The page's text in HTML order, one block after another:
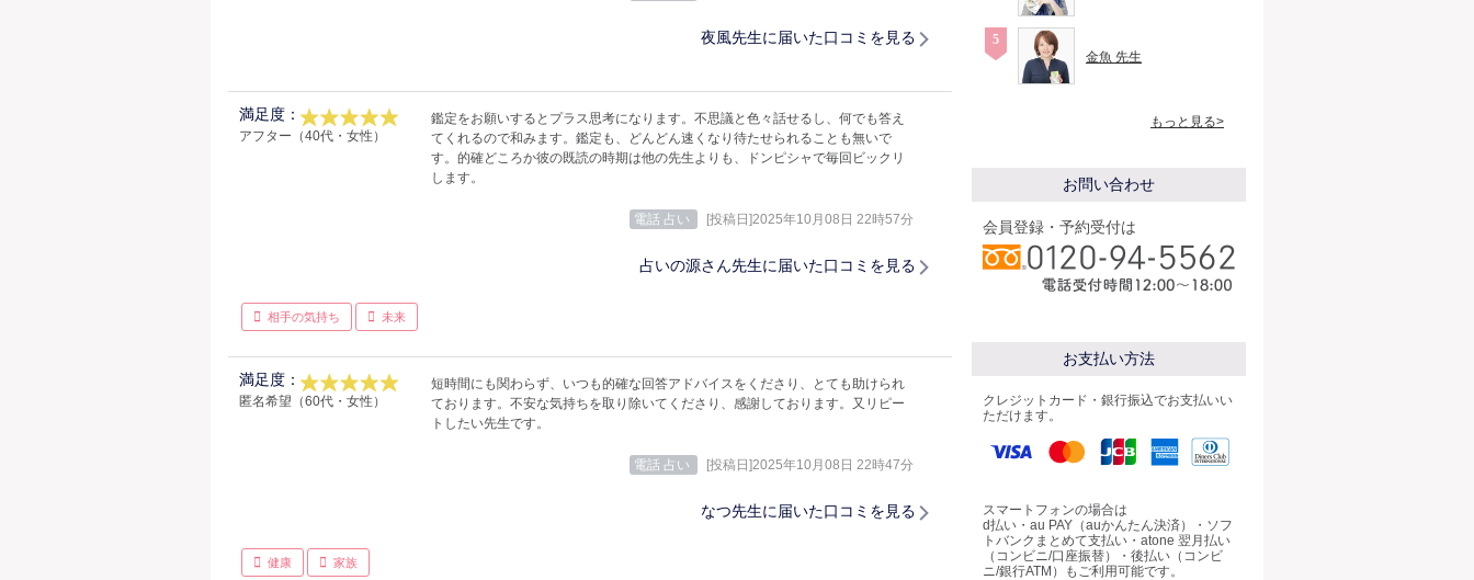
夜風先生に届いた口コミを見る
満足度：
アフター（40代・女性）
鑑定をお願いするとプラス思考になります。不思議と色々話せるし、何でも答え
てくれるので和みます。鑑定も、どんどん速くなり待たせられることも無いで
す。的確どころか彼の既読の時期は他の先生よりも、ドンピシャで毎回ビックリ
します。
電話 占い [投稿日]2025年10月08日 22時57分
占いの源さん先生に届いた口コミを見る
相手の気持ち 未来
満足度：
匿名希望（60代・女性）
短時間にも関わらず、いつも的確な回答アドバイスをくださり、とても助けられ
ております。不安な気持ちを取り除いてくださり、感謝しております。又リピー
トしたい先生です。
電話 占い [投稿日]2025年10月08日 22時47分
なつ先生に届いた口コミを見る
健康 家族
金魚 先生
もっと見る>
お問い合わせ
会員登録・予約受付は
お支払い方法
クレジットカード・銀行振込でお支払いい
ただけます。
スマートフォンの場合は
d払い・au PAY（auかんたん決済）・ソフ
トバンクまとめて支払い・atone 翌月払い
（コンビニ/口座振替）・後払い（コンビ
ニ/銀行ATM）もご利用可能です。